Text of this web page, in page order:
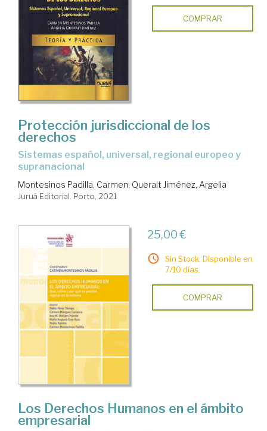
COMPRAR
Protección jurisdiccional de los
derechos
sistemas español, universal, regional europeo y
supranacional
Montesinos Padilla, Carmen; Queralt Jiménez, Argelia
Juruá Editorial. Porto, 2021
25,00 €
Sin Stock. Disponible en
7/10 días.
COMPRAR
Los Derechos Humanos en el ámbito
empresarial